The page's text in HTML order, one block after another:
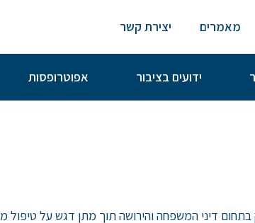
מאמרים יצירת קשר
ידועים בציבור אפוטרופסות
בתחום דיני המשפחה והירושה תוך מתן דגש על טיפול